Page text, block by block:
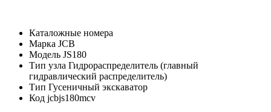
Каталожные номера
Марка JCB
Модель JS180
Тип узла Гидрораспределитель (главный
гидравлический распределитель)
Тип Гусеничный экскаватор
Код jcbjs180mcv